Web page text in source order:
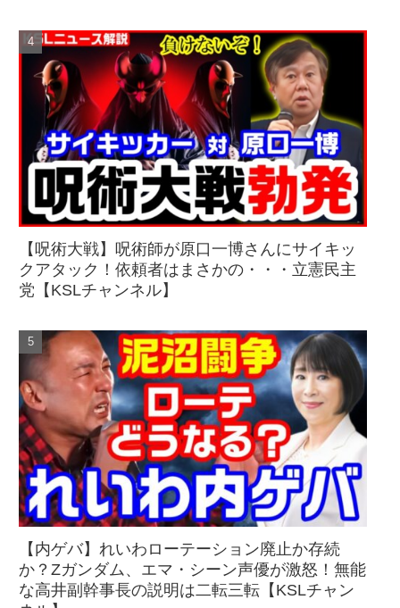
【呪術大戦】呪術師が原口一博さんにサイキッ
クアタック！依頼者はまさかの・・・立憲民主
党【KSLチャンネル】
【内ゲバ】れいわローテーション廃止か存続
か？Zガンダム、エマ・シーン声優が激怒！無能
な高井副幹事長の説明は二転三転【KSLチャン